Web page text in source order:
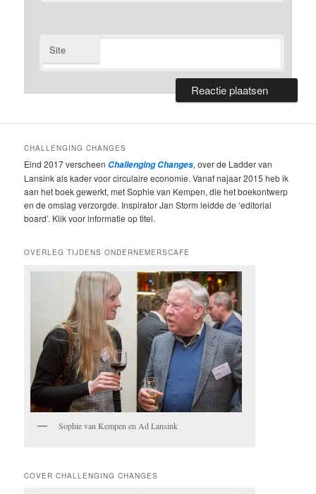
Site
CHALLENGING CHANGES
Eind 2017 verscheen Challenging Changes, over de Ladder van
Lansink als kader voor circulaire economie. Vanaf najaar 2015 heb ik
aan het boek gewerkt, met Sophie van Kempen, die het boekontwerp
en de omslag verzorgde. Inspirator Jan Storm leidde de ‘editorial
board’. Klik voor informatie op titel.
OVERLEG TIJDENS ONDERNEMERSCAFE
Sophie van Kempen en Ad Lansink
COVER CHALLENGING CHANGES